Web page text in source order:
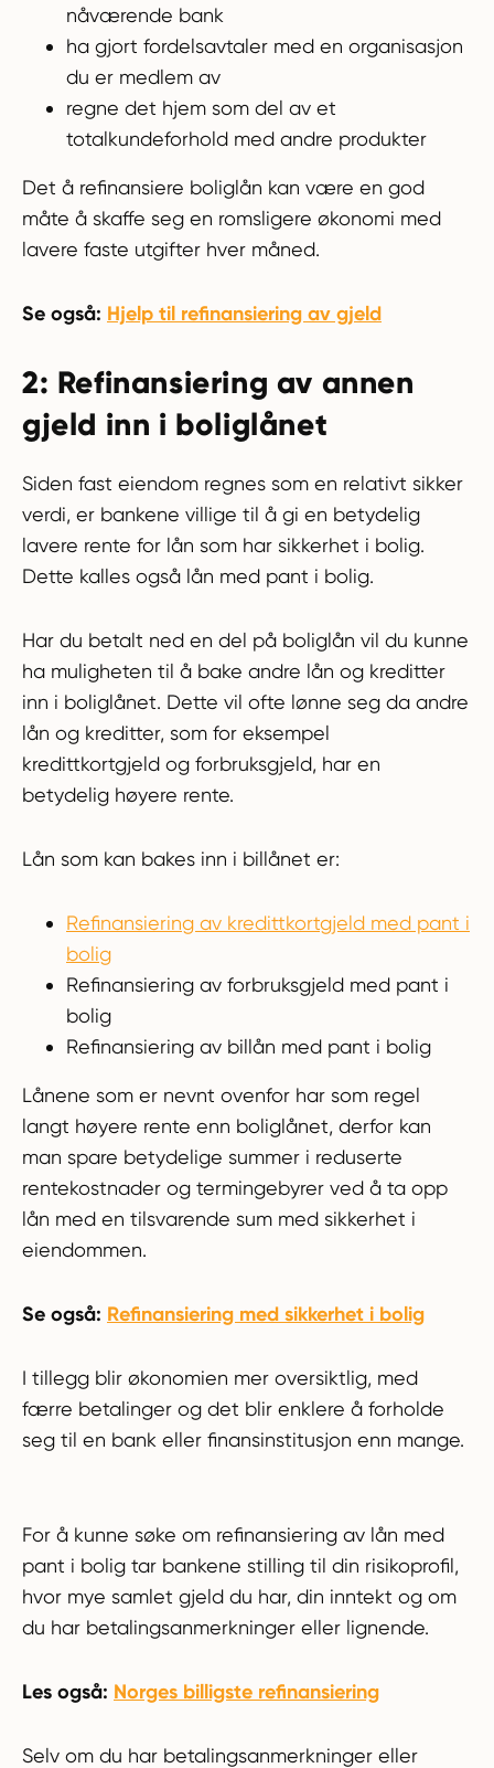
nåværende bank
ha gjort fordelsavtaler med en organisasjon
du er medlem av
regne det hjem som del av et
totalkundeforhold med andre produkter
Det å refinansiere boliglån kan være en god
måte å skaffe seg en romsligere økonomi med
lavere faste utgifter hver måned.
Se også: Hjelp til refinansiering av gjeld
2: Refinansiering av annen
gjeld inn i boliglånet
Siden fast eiendom regnes som en relativt sikker
verdi, er bankene villige til å gi en betydelig
lavere rente for lån som har sikkerhet i bolig.
Dette kalles også lån med pant i bolig.
Har du betalt ned en del på boliglån vil du kunne
ha muligheten til å bake andre lån og kreditter
inn i boliglånet. Dette vil ofte lønne seg da andre
lån og kreditter, som for eksempel
kredittkortgjeld og forbruksgjeld, har en
betydelig høyere rente.
Lån som kan bakes inn i billånet er:
Refinansiering av kredittkortgjeld med pant i
bolig
Refinansiering av forbruksgjeld med pant i
bolig
Refinansiering av billån med pant i bolig
Lånene som er nevnt ovenfor har som regel
langt høyere rente enn boliglånet, derfor kan
man spare betydelige summer i reduserte
rentekostnader og termingebyrer ved å ta opp
lån med en tilsvarende sum med sikkerhet i
eiendommen.
Se også: Refinansiering med sikkerhet i bolig
I tillegg blir økonomien mer oversiktlig, med
færre betalinger og det blir enklere å forholde
seg til en bank eller finansinstitusjon enn mange.
For å kunne søke om refinansiering av lån med
pant i bolig tar bankene stilling til din risikoprofil,
hvor mye samlet gjeld du har, din inntekt og om
du har betalingsanmerkninger eller lignende.
Les også: Norges billigste refinansiering
Selv om du har betalingsanmerkninger eller